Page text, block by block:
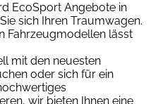
EcoSport Angebote in
sich Ihren Traumwagen.
Fahrzeugmodellen lässt
mit den neuesten
oder sich für ein
wir bieten Ihnen eine